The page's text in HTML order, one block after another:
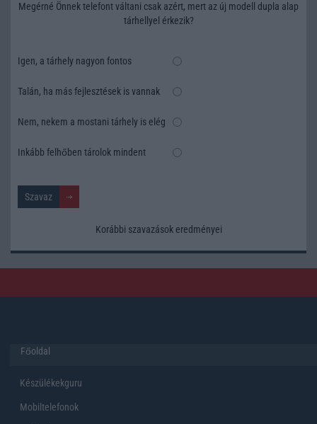
Megérné Önnek telefont váltani csak azért, mert az új modell dupla alap
tárhellyel érkezik?
Igen, a tárhely nagyon fontos
Talán, ha más fejlesztések is vannak
Nem, nekem a mostani tárhely is elég
Inkább felhőben tárolok mindent
Korábbi szavazások eredményei
Főoldal
Készülékekguru
Mobiltelefonok